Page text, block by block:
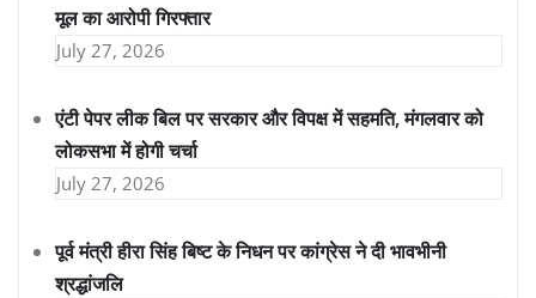
मूल का आरोपी गिरफ्तार
July 27, 2026
एंटी पेपर लीक बिल पर सरकार और विपक्ष में सहमति, मंगलवार को
लोकसभा में होगी चर्चा
July 27, 2026
पूर्व मंत्री हीरा सिंह बिष्ट के निधन पर कांग्रेस ने दी भावभीनी
श्रद्धांजलि